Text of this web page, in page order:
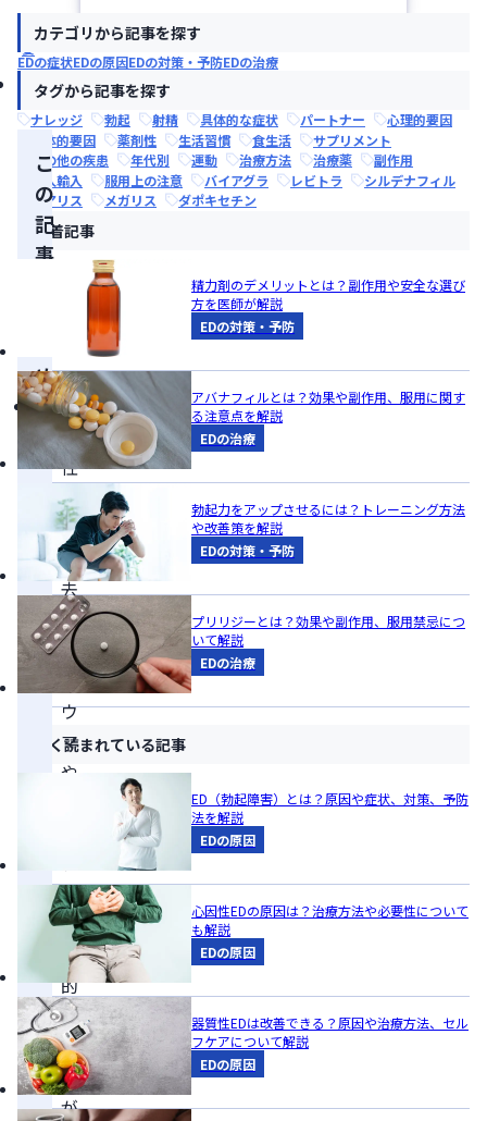
要
こ
の
記
事
め
心
因
性
ED
は、
過
去
の
ト
ウ
マ
や
ス、
精
神
的
な
疾
患
が
カテゴリから記事を探す
EDの症状EDの原因EDの対策・予防EDの治療
タグから記事を探す
ナレッジ 勃起 射精 具体的な症状 パートナー
心理的要因
身体的要因
薬剤性 生活習慣 食生活
サプリメント
その他の疾患
年代別 運動 治療方法 治療薬
副作用
個人輸入
服用上の注意 バイアグラ レビトラ
シルデナフィル
シアリス
メガリス ダポキセチン
新着記事
精力剤のデメリットとは？副作用や安全な選び
方を医師が解説
EDの対策・予防
アバナフィルとは？効果や副作用、服用に関す
る注意点を解説
EDの治療
勃起力をアップさせるには？トレーニング方法
や改善策を解説
EDの対策・予防
プリリジーとは？効果や副作用、服用禁忌につ
いて解説
EDの治療
よく読まれている記事
ED（勃起障害）とは？原因や症状、対策、予防
法を解説
EDの原因
心因性EDの原因は？治療方法や必要性について
も解説
EDの原因
器質性EDは改善できる？原因や治療方法、セル
フケアについて解説
EDの原因